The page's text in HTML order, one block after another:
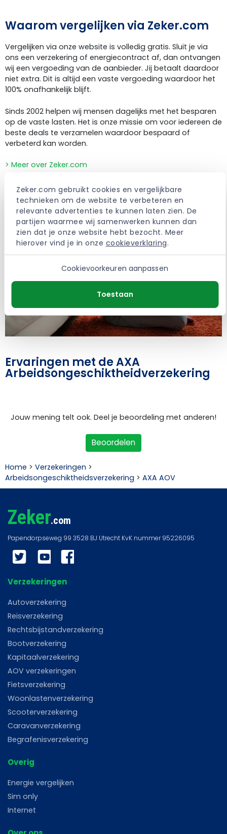
Zeker.com gebruikt cookies en vergelijkbare
technieken om de website te verbeteren en
relevante advertenties te kunnen laten zien. De
partijen waarmee wij samenwerken kunnen dan
zien dat je onze website hebt bezocht. Meer
hierover vind je in onze cookieverklaring.
Cookievoorkeuren aanpassen
Toestaan
Waarom vergelijken via Zeker.com
Vergelijken via onze website is volledig gratis. Sluit je via
ons een verzekering of energiecontract af, dan ontvangen
wij een vergoeding van de aanbieder. Jij betaalt daardoor
niet extra. Dit is altijd een vaste vergoeding waardoor het
100% onafhankelijk blijft.
Sinds 2002 helpen wij mensen dagelijks met het besparen
op de vaste lasten. Het is onze missie om voor iedereen de
beste deals te verzamelen waardoor bespaard of
verbeterd kan worden.
> Meer over Zeker.com
Ervaringen met de AXA
Arbeidsongeschiktheidverzekering
Jouw mening telt ook. Deel je beoordeling met anderen!
Beoordelen
Home > Verzekeringen >
Arbeidsongeschiktheidsverzekering > AXA AOV
Zeker.com
Twitter YouTube
Verzekeringen
Autoverzekering
Reisverzekering
Rechtsbijstandverzekering
Bootverzekering
Kapitaalverzekering
AOV verzekeringen
Fietsverzekering
Woonlastenverzekering
Scooterverzekering
Caravanverzekering
Begrafenisverzekering
Overig
Energie vergelijken
Sim only
Internet